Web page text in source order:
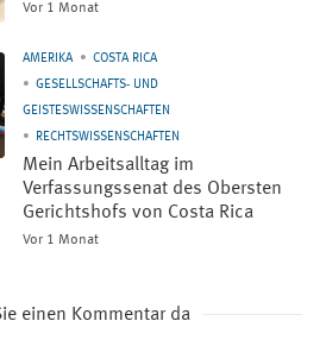
Vor 1 Monat
AMERIKA
COSTA RICA
GESELLSCHAFTS- UND
GEISTESWISSENSCHAFTEN
RECHTSWISSENSCHAFTEN
Mein Arbeitsalltag im
Verfassungssenat des Obersten
Gerichtshofs von Costa Rica
Vor 1 Monat
einen Kommentar da